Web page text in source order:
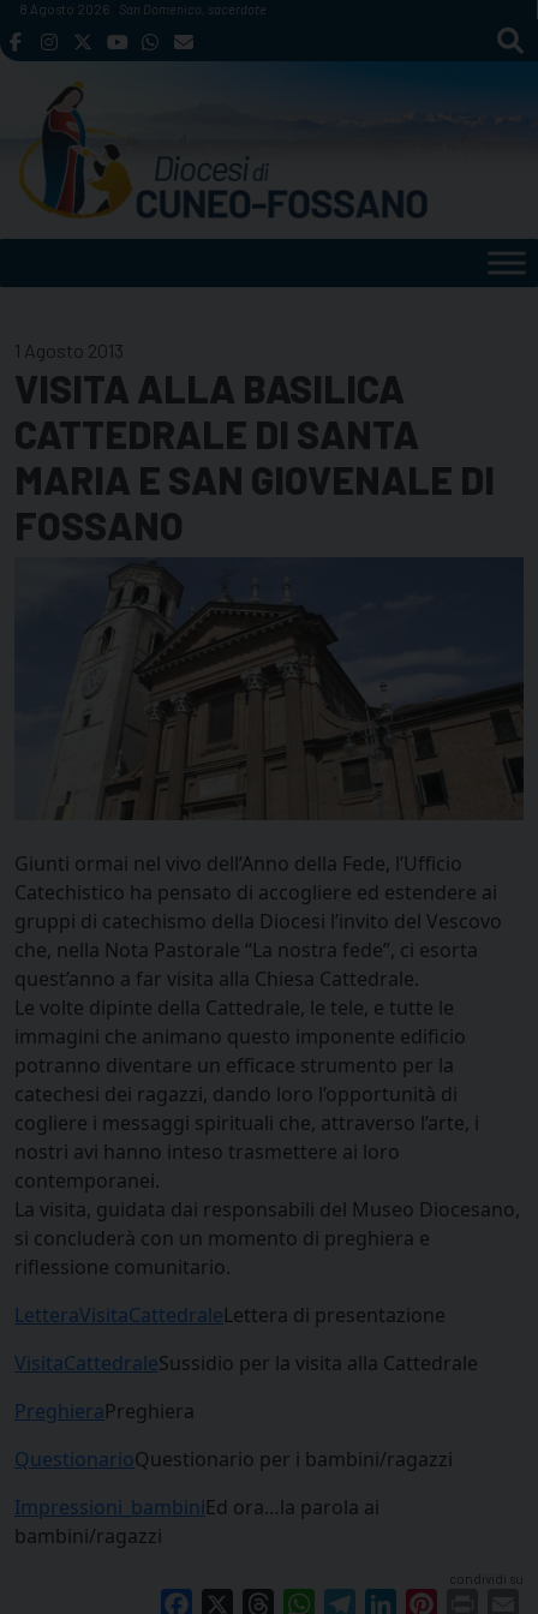
Skip
to
8 Agosto 2026 San Domenico, sacerdote
1 Agosto 2013
VISITA ALLA BASILICA
CATTEDRALE DI SANTA
MARIA E SAN GIOVENALE DI
FOSSANO
Giunti ormai nel vivo dell’Anno della Fede, l’Ufficio
Catechistico ha pensato di accogliere ed estendere ai
gruppi di catechismo della Diocesi l’invito del Vescovo
che, nella Nota Pastorale “La nostra fede”, ci esorta
quest’anno a far visita alla Chiesa Cattedrale.
Le volte dipinte della Cattedrale, le tele, e tutte le
immagini che animano questo imponente edificio
potranno diventare un efficace strumento per la
catechesi dei ragazzi, dando loro l’opportunità di
cogliere i messaggi spirituali che, attraverso l’arte, i
nostri avi hanno inteso trasmettere ai loro
contemporanei.
La visita, guidata dai responsabili del Museo Diocesano,
si concluderà con un momento di preghiera e
riflessione comunitario.
LetteraVisitaCattedraleLettera di presentazione
VisitaCattedraleSussidio per la visita alla Cattedrale
PreghieraPreghiera
QuestionarioQuestionario per i bambini/ragazzi
Impressioni_bambiniEd ora…la parola ai
bambini/ragazzi
condividi su
Facebook ThreadsWhatsAppTelegramLinkedIn